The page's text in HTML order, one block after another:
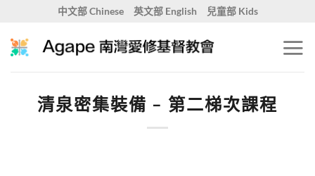
content
中文部 Chinese 英文部 English 兒童部 Kids
清泉密集裝備 – 第二梯次課程